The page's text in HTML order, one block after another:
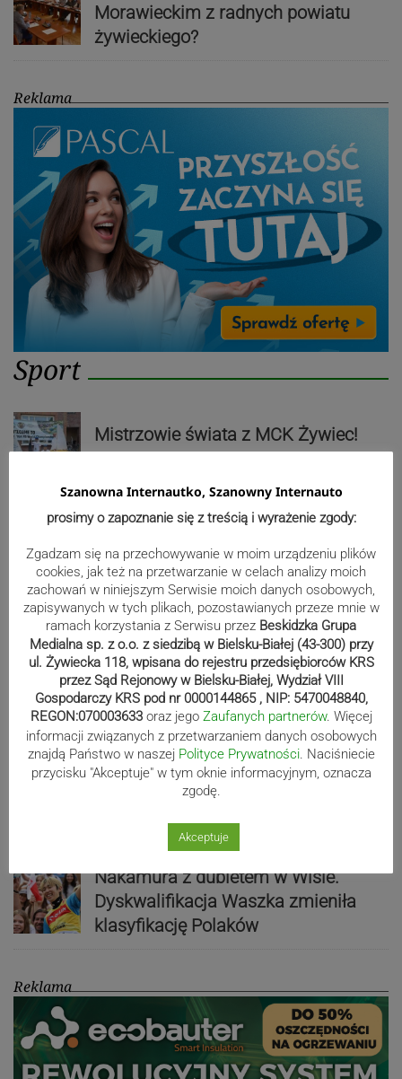
Morawieckim z radnych powiatu
żywieckiego?
Reklama
Sport
Mistrzowie świata z MCK Żywiec!
ZDJĘCIA
punkty. Liderzy mistrzostw
wystartują w Rajdzie Rzeszowskim
80-lecie Soły Kobiernice. Będzie się
działo! SZCZEGÓŁOWY PROGRAM
Kaniów stolicą europejskiego kajak
polo. Kilkadziesiąt drużyn z całej
Nakamura z dubletem w Wiśle.
Dyskwalifikacja Waszka zmieniła
klasyfikację Polaków
Reklama
Szanowna Internautko, Szanowny Internauto
prosimy o zapoznanie się z treścią i wyrażenie zgody:
Zgadzam się na przechowywanie w moim urządzeniu plików
cookies, jak też na przetwarzanie w celach analizy moich
zachowań w niniejszym Serwisie moich danych osobowych,
zapisywanych w tych plikach, pozostawianych przeze mnie w
ramach korzystania z Serwisu przez Beskidzka Grupa
Medialna sp. z o.o. z siedzibą w Bielsku-Białej (43-300) przy
ul. Żywiecka 118, wpisana do rejestru przedsiębiorców KRS
przez Sąd Rejonowy w Bielsku-Białej, Wydział VIII
Gospodarczy KRS pod nr 0000144865 , NIP: 5470048840,
REGON:070003633 oraz jego Zaufanych partnerów. Więcej
informacji związanych z przetwarzaniem danych osobowych
znajdą Państwo w naszej Polityce Prywatności. Naciśniecie
przycisku "Akceptuje" w tym oknie informacyjnym, oznacza
zgodę.
Akceptuje